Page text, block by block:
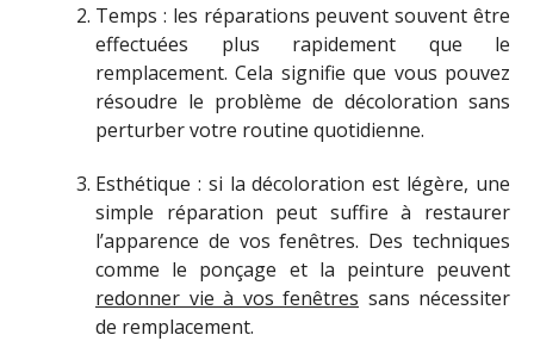
Temps : les réparations peuvent souvent être
effectuées plus rapidement que le
remplacement. Cela signifie que vous pouvez
résoudre le problème de décoloration sans
perturber votre routine quotidienne.
Esthétique : si la décoloration est légère, une
simple réparation peut suffire à restaurer
l’apparence de vos fenêtres. Des techniques
comme le ponçage et la peinture peuvent
redonner vie à vos fenêtres sans nécessiter
de remplacement.